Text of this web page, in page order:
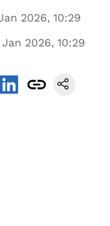
2026, 10:29
Jan 2026, 10:29